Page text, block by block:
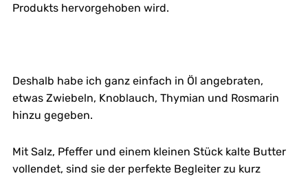
Produkts hervorgehoben wird.
Deshalb habe ich ganz einfach in Öl angebraten,
etwas Zwiebeln, Knoblauch, Thymian und Rosmarin
hinzu gegeben.
Mit Salz, Pfeffer und einem kleinen Stück kalte Butter
vollendet, sind sie der perfekte Begleiter zu kurz